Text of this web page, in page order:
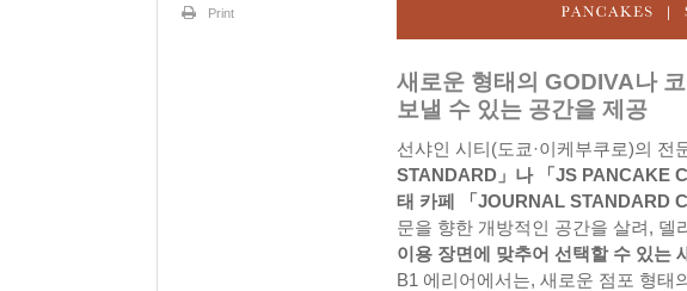
새로운 형태의 GODIVA나
보낼 수 있는 공간을 제공
선샤인 시티(도쿄·이케부쿠로)의 전
STANDARD」나 「JS PANCAKE
태 카페 「JOURNAL STANDARD
문을 향한 개방적인 공간을 살려, 델
이용 장면에 맞추어 선택할 수 있는
B1 에리어에서는, 새로운 점포 형태
Print